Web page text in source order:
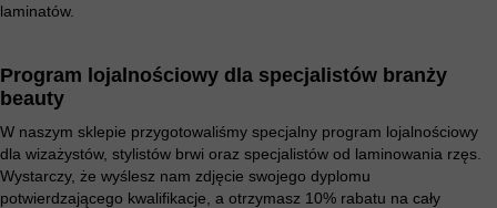
laminatów.
Program lojalnościowy dla specjalistów branży
beauty
W naszym sklepie przygotowaliśmy specjalny program lojalnościowy
dla wizażystów, stylistów brwi oraz specjalistów od laminowania rzęs.
Wystarczy, że wyślesz nam zdjęcie swojego dyplomu
potwierdzającego kwalifikacje, a otrzymasz 10% rabatu na cały